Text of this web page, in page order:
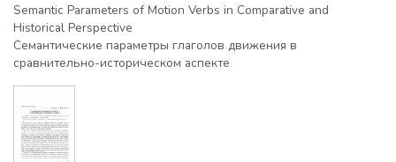
Semantic Parameters of Motion Verbs in Comparative and
Historical Perspective
Семантические параметры глаголов движения в
сравнительно-историческом аспекте